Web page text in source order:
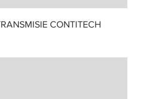
CONTITECH